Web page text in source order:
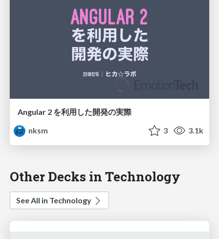
Angular 2 を利用した開発の実際
nksm
3 3.1k
Other Decks in Technology
See All in Technology